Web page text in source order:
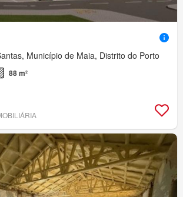
Município de Maia, Distrito do Porto
88 m²